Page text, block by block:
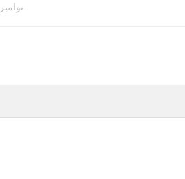
نوامبر 15, 2024